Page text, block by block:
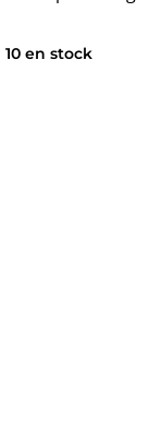
10 en stock